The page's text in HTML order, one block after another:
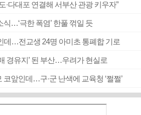
·다대포 연결해 서부산 관광 키우자”
…‘극한 폭염’ 한풀 꺾일 듯
데…전교생 24명 아미초 통폐합 기로
경유지’ 된 부산…우려가 현실로
앞인데…구·군 난색에 교육청 ‘쩔쩔’